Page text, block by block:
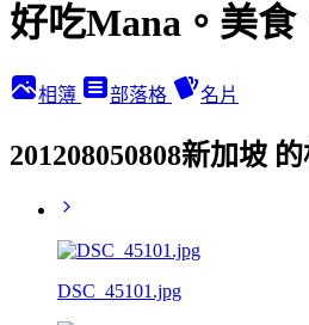
好吃Mana。美
相簿 部落格 名片
201208050808新加坡
DSC_45101.jpg